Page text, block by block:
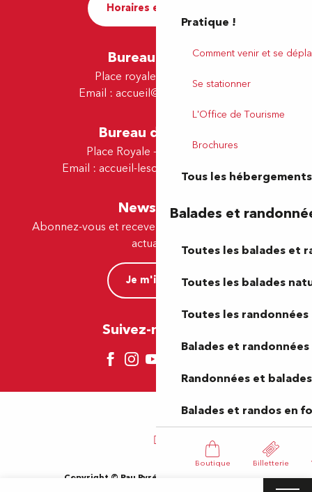
Pratique !
Comment venir et se
Se stationner
L'Office de Tourisme
Brochures
Tous les hébergements
Balades et
Toutes les balades et
Toutes les balades
Toutes les randonnées
Balades et
Randonnées et
Balades et randos en
Boutique Billetterie
Horaires et contact
Bureau de Pau
Place royale - 64000 Pau
Email : accueil@tourismepau.fr
Bureau de Lescar
Place Royale - 64230 Lescar
Email : accueil-lescar@tourismepau.fr
Newsletter
Abonnez-vous et recevez par e-mail nos offres et
actualités.
Je m'inscris
Suivez-nous ici !
Copyright © Pau Pyrénées Tourisme 2024
Gestion des cookies